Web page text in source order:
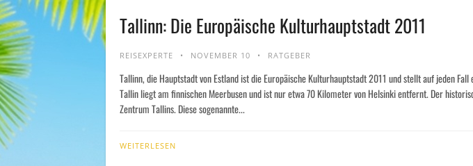
Tallinn: Die Europäische Kulturhauptstadt 2011
REISEXPERTE NOVEMBER 10 RATGEBER
Tallinn, die Hauptstadt von Estland ist die Europäische Kulturhauptstadt 2011 und stellt auf jeden Fall
Tallin liegt am finnischen Meerbusen und ist nur etwa 70 Kilometer von Helsinki entfernt. Der
Zentrum Tallins. Diese sogenannte...
WEITERLESEN